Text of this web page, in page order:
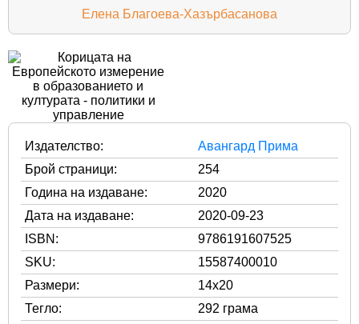
Елена Благоева-Хазърбасанова
Издателство:
Авангард Прима
Брой страници:
254
Година на издаване:
2020
Дата на издаване:
2020-09-23
ISBN:
9786191607525
SKU:
15587400010
Размери:
14x20
Тегло:
292 грама